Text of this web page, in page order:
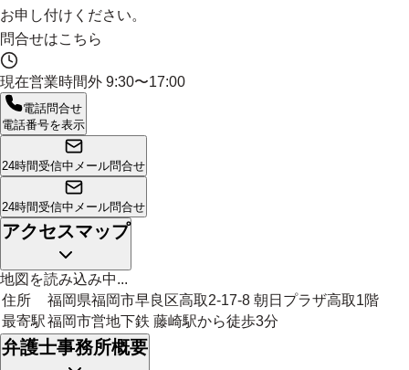
お申し付けください。
問合せはこちら
現在営業時間外 9:30〜17:00
電話問合せ
電話番号を表示
24時間受信中 メール問合せ
24時間受信中 メール問合せ
アクセスマップ
地図を読み込み中...
住所
福岡県福岡市早良区高取2-17-8 朝日プラザ高取1階
最寄駅福岡市営地下鉄 藤崎駅から徒歩3分
弁護士事務所概要